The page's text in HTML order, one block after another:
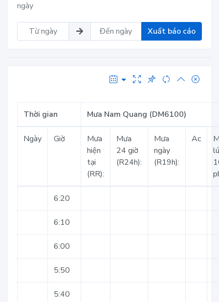
ngày
Xuất báo cáo
Thời gian Mưa Nam Quang (DM6100)
Ngày Giờ
Mưa
hiện
tại
(RR):
Mưa
24 giờ
(R24h):
Mưa
ngày
(R19h):
Ac
6:20
6:10
6:00
5:50
5:40